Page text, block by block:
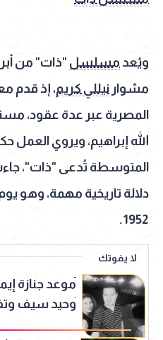
ويُعد مسلسل"ذات" من
مشوار نيللي كريم، إذ قدم
المصرية عبر عدة عقود،
الله إبراهيم، ويروي العمل
المتوسطة تُدعى "ذات"،
دلالة تاريخية مهمة، وهو يوم
1952.
لا يفوتك
موعد جنازة
وحيد سيف